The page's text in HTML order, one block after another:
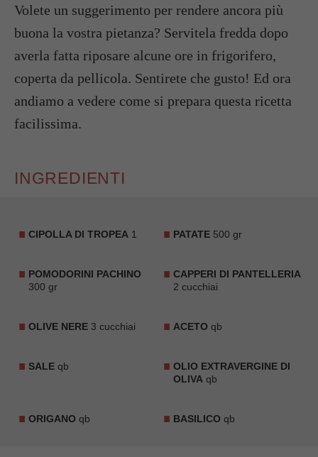
Volete un suggerimento per rendere ancora più
buona la vostra pietanza? Servitela fredda dopo
averla fatta riposare alcune ore in frigorifero,
coperta da pellicola. Sentirete che gusto! Ed ora
andiamo a vedere come si prepara questa ricetta
facilissima.
INGREDIENTI
CIPOLLA DI TROPEA 1 PATATE 500 gr
POMODORINI PACHINO
300 gr
CAPPERI DI PANTELLERIA
2 cucchiai
OLIVE NERE 3 cucchiai ACETO qb
SALE qb
OLIO EXTRAVERGINE DI
OLIVA qb
ORIGANO qb BASILICO qb